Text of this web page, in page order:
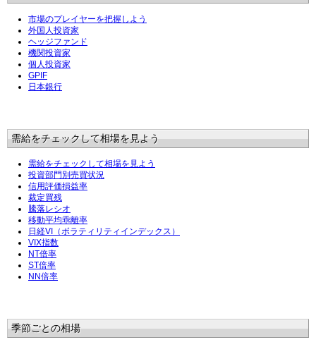
市場のプレイヤーを把握しよう
外国人投資家
ヘッジファンド
機関投資家
個人投資家
GPIF
日本銀行
需給をチェックして相場を見よう
需給をチェックして相場を見よう
投資部門別売買状況
信用評価損益率
裁定買残
騰落レシオ
移動平均乖離率
日経VI（ボラティリティインデックス）
VIX指数
NT倍率
ST倍率
NN倍率
季節ごとの相場